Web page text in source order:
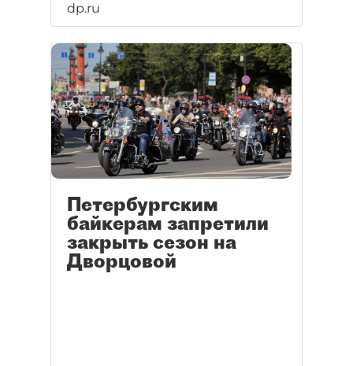
dp.ru
Петербургским
байкерам запретили
закрыть сезон на
Дворцовой